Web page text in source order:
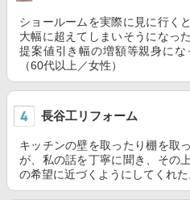
ショールームを実際に見に行く
大幅に超えてしまいそうになっ
提案値引き幅の増額等親身にな
（60代以上／女性）
長谷工リフォーム
キッチンの壁を取ったり棚を取
が、私の話を丁寧に聞き、その
の希望に近づくようにしてくれた